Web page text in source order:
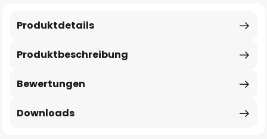
Produktbeschreibung
Produktdetails
Bewertungen
Downloads